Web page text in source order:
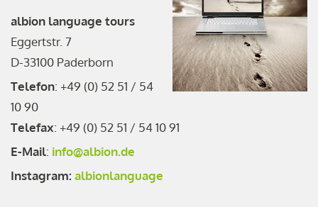
albion language tours
Eggertstr. 7
D-33100 Paderborn
Telefon: +49 (0) 52 51 / 54
10 90
Telefax: +49 (0) 52 51 / 54 10 91
E-Mail: info@albion.de
Instagram: albionlanguage